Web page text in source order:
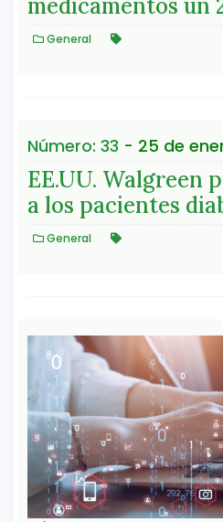
medicamentos un
General
Número: 33 - 25 de
EE.UU. Walgreen
a los pacientes
General